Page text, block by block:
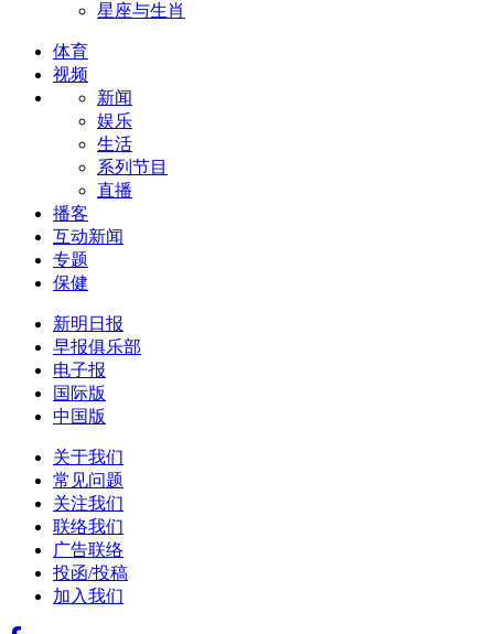
星座与生肖
体育
视频
新闻
娱乐
生活
系列节目
直播
播客
互动新闻
专题
保健
新明日报
早报俱乐部
电子报
国际版
中国版
关于我们
常见问题
关注我们
联络我们
广告联络
投函/投稿
加入我们